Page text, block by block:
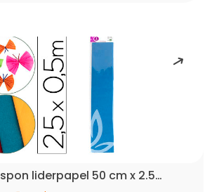
liderpapel 50 cm x 2.5…